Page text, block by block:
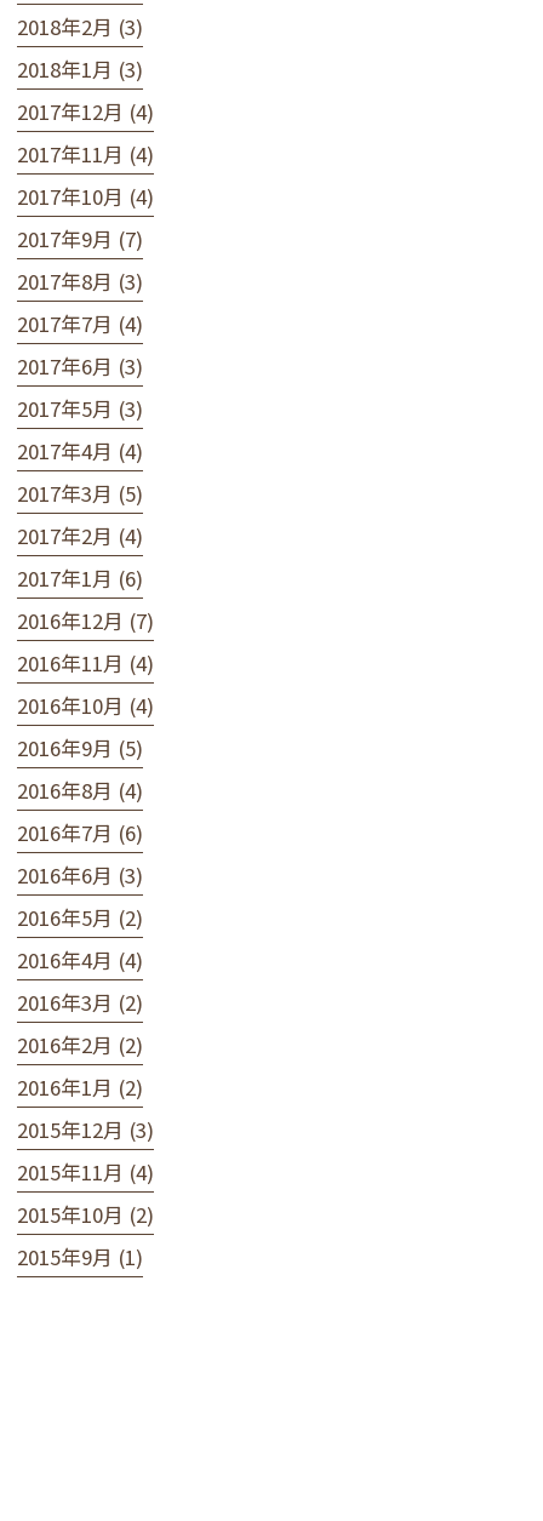
2018年2月 (3)
2018年1月 (3)
2017年12月 (4)
2017年11月 (4)
2017年10月 (4)
2017年9月 (7)
2017年8月 (3)
2017年7月 (4)
2017年6月 (3)
2017年5月 (3)
2017年4月 (4)
2017年3月 (5)
2017年2月 (4)
2017年1月 (6)
2016年12月 (7)
2016年11月 (4)
2016年10月 (4)
2016年9月 (5)
2016年8月 (4)
2016年7月 (6)
2016年6月 (3)
2016年5月 (2)
2016年4月 (4)
2016年3月 (2)
2016年2月 (2)
2016年1月 (2)
2015年12月 (3)
2015年11月 (4)
2015年10月 (2)
2015年9月 (1)